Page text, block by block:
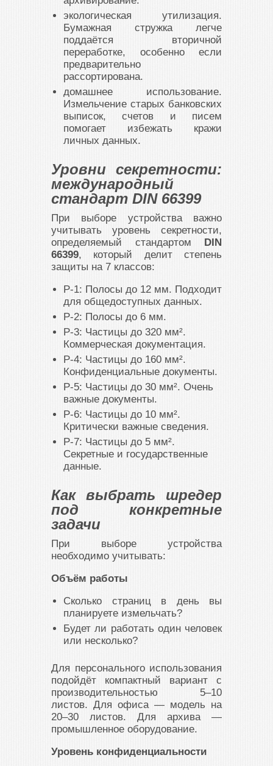
экологическая утилизация.
Бумажная стружка легче
поддаётся вторичной
переработке, особенно если
предварительно
рассортирована.
домашнее использование.
Измельчение старых банковских
выписок, счетов и писем
помогает избежать кражи
личных данных.
Уровни секретности:
международный
стандарт DIN 66399
При выборе устройства важно
учитывать уровень секретности,
определяемый стандартом
DIN
66399, который делит степень
защиты на 7 классов:
P-1: Полосы до 12 мм. Подходит
для общедоступных данных.
P-2: Полосы до 6 мм.
P-3: Частицы до 320 мм².
Коммерческая документация.
P-4: Частицы до 160 мм².
Конфиденциальные документы.
P-5: Частицы до 30 мм². Очень
важные документы.
P-6: Частицы до 10 мм².
Критически важные сведения.
P-7: Частицы до 5 мм².
Секретные и государственные
данные.
Как выбрать шредер
под конкретные
задачи
При выборе устройства
необходимо учитывать:
Объём работы
Сколько страниц в день вы
планируете измельчать?
Будет ли работать один человек
или несколько?
Для персонального использования
подойдёт компактный вариант с
производительностью 5–10
листов. Для офиса — модель на
20–30 листов. Для архива —
промышленное оборудование.
Уровень конфиденциальности